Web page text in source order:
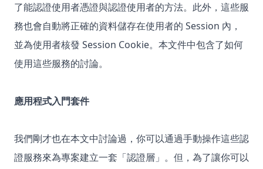
了能認證使用者憑證與認證使用者的方法。此外，這些服
務也會自動將正確的資料儲存在使用者的 Session 內，
並為使用者核發 Session Cookie。本文件中包含了如何
使用這些服務的討論。
應用程式入門套件
我們剛才也在本文中討論過，你可以通過手動操作這些認
證服務來為專案建立一套「認證層」。但，為了讓你可以